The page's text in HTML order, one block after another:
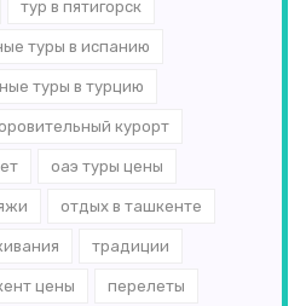
тур в пятигорск
туры в испанию
туры в турцию
курорт
оаэ туры цены
отдых в ташкенте
традиции
цены перелеты